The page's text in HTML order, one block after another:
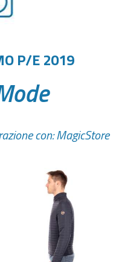
P/E 2019
con:MagicStore